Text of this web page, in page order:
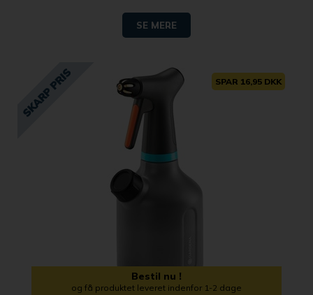
SE MERE
SPAR 16,95 DKK
Bestil nu !
og få produktet leveret indenfor 1-2 dage